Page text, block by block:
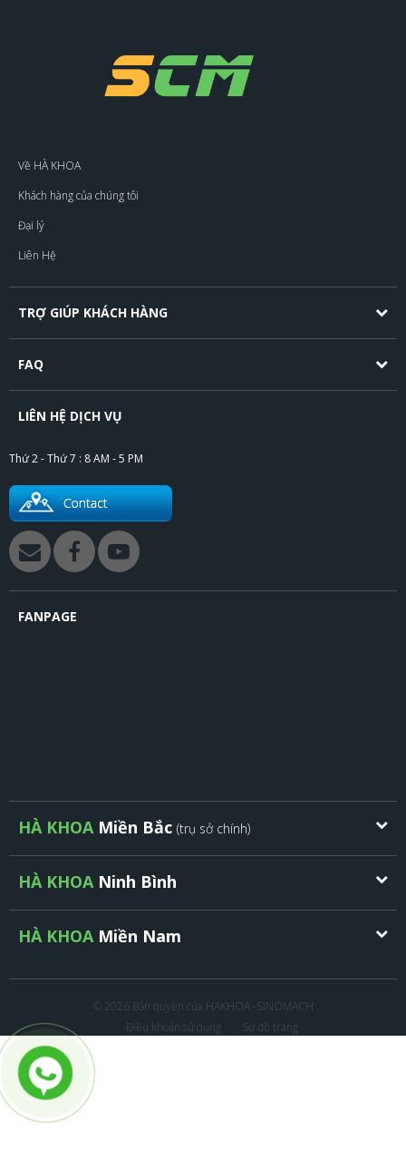
Về HÀ KHOA
Khách hàng của chúng tôi
Đại lý
Liên Hệ
TRỢ GIÚP KHÁCH HÀNG
FAQ
LIÊN HỆ DỊCH VỤ
Thứ 2 - Thứ 7 : 8 AM - 5 PM
FANPAGE
HÀ KHOAMiền Bắc (trụ sở chính)
HÀ KHOANinh Bình
HÀ KHOAMiền Nam
© 2026 Bản quyền của HAKHOA -SINOMACH
Điều khoản sử dụng
Sơ đồ trang